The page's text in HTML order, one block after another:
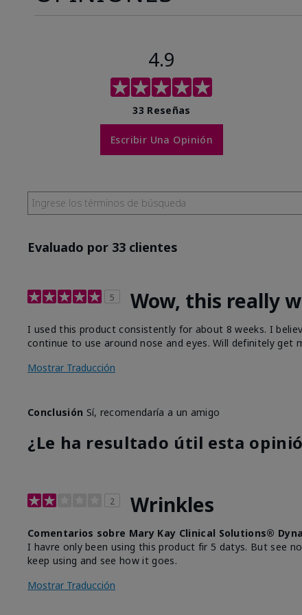
4.9
33 Reseñas
Escribir Una Opinión
Evaluado por 33 clientes
5 Wow, this really
I used this product consistently for about 8 weeks. I
continue to use around nose and eyes. Will definitely get
Mostrar Traducción
Conclusión Sí, recomendaría a un amigo
¿Le ha resultado útil esta
2 Wrinkles
Comentarios sobre Mary Kay Clinical Solutions®
I havre only been using this product fir 5 datys. But see
keep using and see how it goes.
Mostrar Traducción